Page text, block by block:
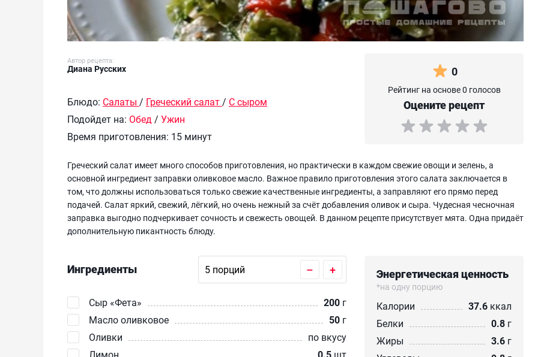
Автор рецепта:
Диана Русских
Блюдо: Салаты / Греческий салат / С сыром
Подойдет на: Обед / Ужин
Время приготовления: 15 минут
0
Рейтинг на основе 0 голосов
Оцените рецепт
Греческий салат имеет много способов приготовления, но практически в каждом свежие овощи и зелень, а
основной ингредиент заправки оливковое масло. Важное правило приготовления этого салата заключается в
том, что должны использоваться только свежие качественные ингредиенты, а заправляют его прямо перед
подачей. Салат яркий, свежий, лёгкий, но очень нежный за счёт добавления оливок и сыра. Чудесная чесночная
заправка выгодно подчеркивает сочность и свежесть овощей. В данном рецепте присутствует мята. Одна придаёт
дополнительную пикантность блюду.
Ингредиенты – +
Сыр «Фета»‎ 200 г
Масло оливковое
50 г
Оливки
по вкусу
Лимон
0.5 шт
Энергетическая ценность
*на одну порцию
Калории 37.6 ккал
Белки
0.8 г
Жиры
3.6 г